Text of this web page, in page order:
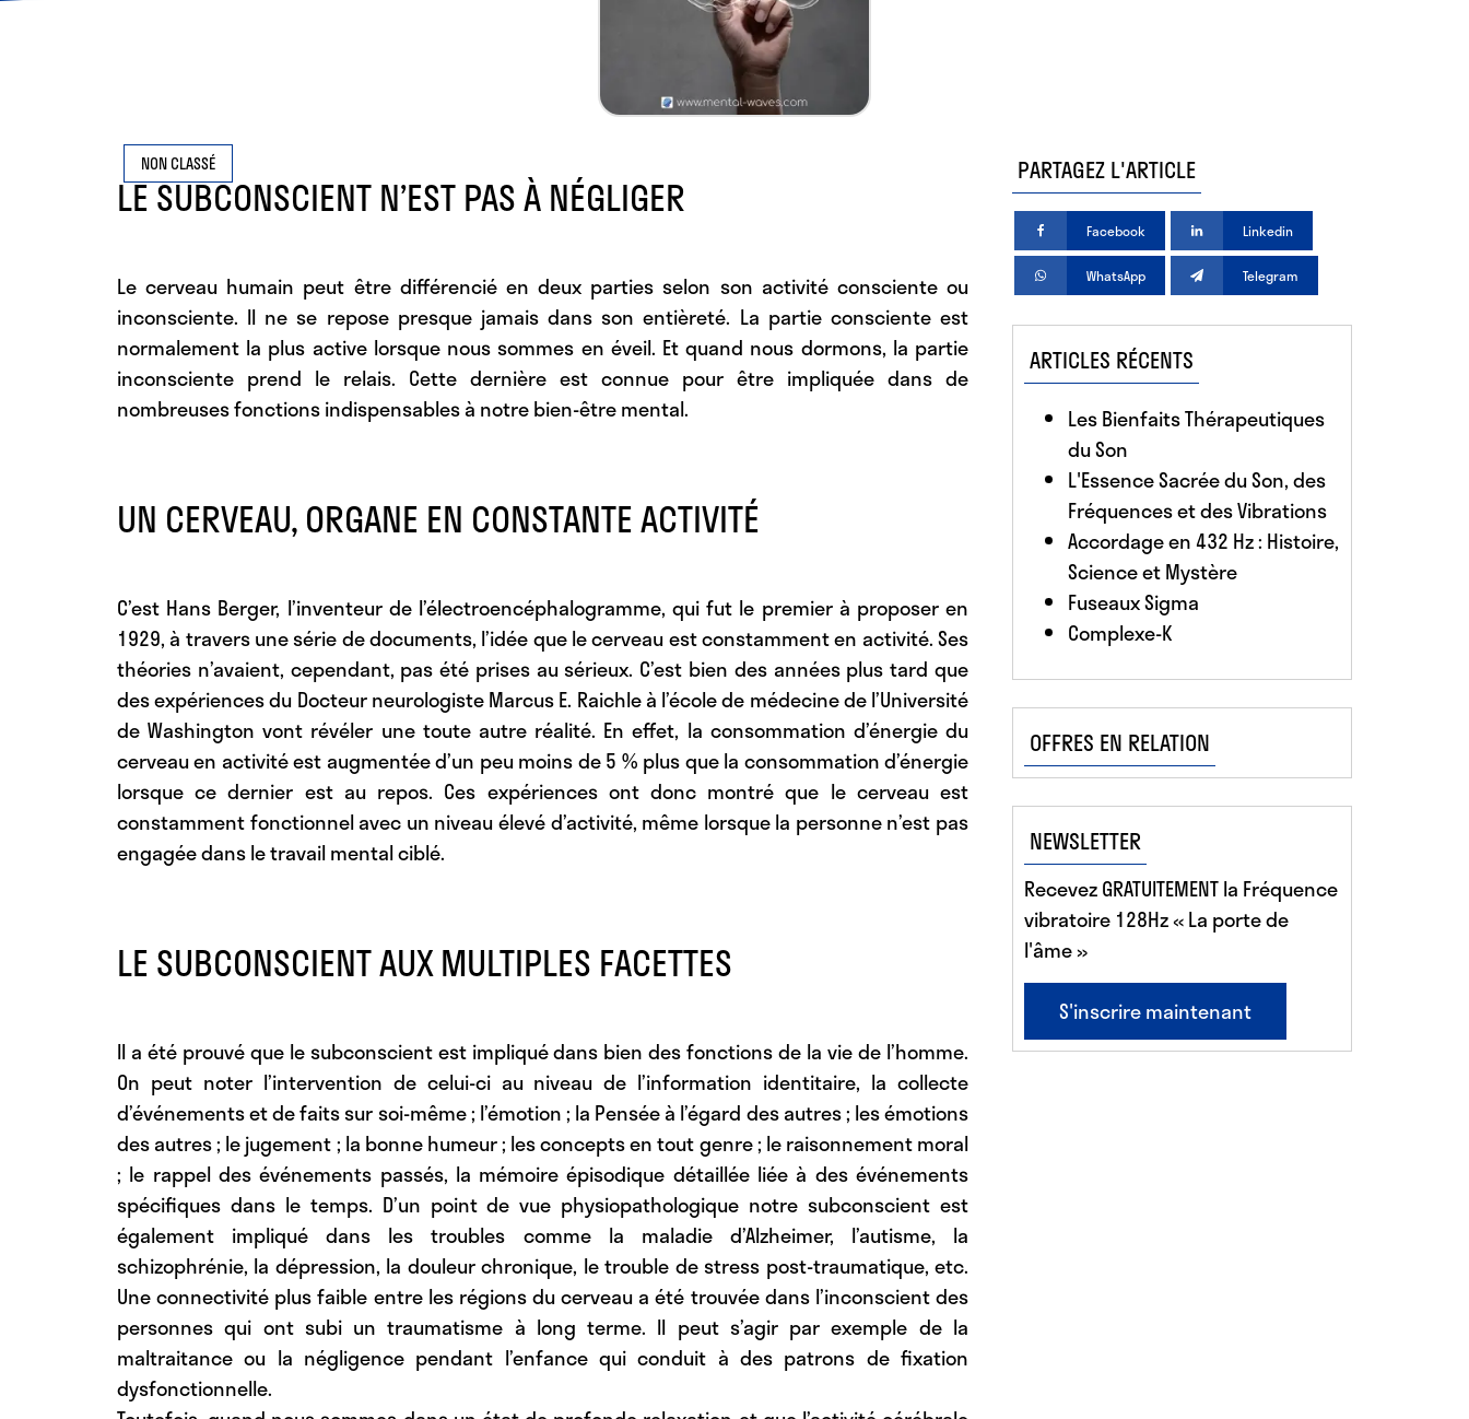
NON CLASSÉ
LE SUBCONSCIENT N’EST PAS À NÉGLIGER
Le cerveau humain peut être différencié en deux parties selon son activité consciente ou
inconsciente. Il ne se repose presque jamais dans son entièreté. La partie consciente est
normalement la plus active lorsque nous sommes en éveil. Et quand nous dormons, la partie
inconsciente prend le relais. Cette dernière est connue pour être impliquée dans de
nombreuses fonctions indispensables à notre bien-être mental.
UN CERVEAU, ORGANE EN CONSTANTE ACTIVITÉ
C’est Hans Berger, l’inventeur de l’électroencéphalogramme, qui fut le premier à proposer en
1929, à travers une série de documents, l’idée que le cerveau est constamment en activité. Ses
théories n’avaient, cependant, pas été prises au sérieux. C’est bien des années plus tard que
des expériences du Docteur neurologiste Marcus E. Raichle à l’école de médecine de l’Université
de Washington vont révéler une toute autre réalité. En effet, la consommation d’énergie du
cerveau en activité est augmentée d’un peu moins de 5 % plus que la consommation d’énergie
lorsque ce dernier est au repos. Ces expériences ont donc montré que le cerveau est
constamment fonctionnel avec un niveau élevé d’activité, même lorsque la personne n’est pas
engagée dans le travail mental ciblé.
LE SUBCONSCIENT AUX MULTIPLES FACETTES
Il a été prouvé que le subconscient est impliqué dans bien des fonctions de la vie de l’homme.
On peut noter l’intervention de celui-ci au niveau de l’information identitaire, la collecte
d’événements et de faits sur soi-même ; l’émotion ; la Pensée à l’égard des autres ; les émotions
des autres ; le jugement ; la bonne humeur ; les concepts en tout genre ; le raisonnement moral
; le rappel des événements passés, la mémoire épisodique détaillée liée à des événements
spécifiques dans le temps. D’un point de vue physiopathologique notre subconscient est
également impliqué dans les troubles comme la maladie d’Alzheimer, l’autisme, la
schizophrénie, la dépression, la douleur chronique, le trouble de stress post-traumatique, etc.
Une connectivité plus faible entre les régions du cerveau a été trouvée dans l’inconscient des
personnes qui ont subi un traumatisme à long terme. Il peut s’agir par exemple de la
maltraitance ou la négligence pendant l’enfance qui conduit à des patrons de fixation
dysfonctionnelle.
PARTAGEZ L'ARTICLE
Facebook Linkedin
WhatsApp Telegram
ARTICLES RÉCENTS
Les Bienfaits Thérapeutiques
du Son
L'Essence Sacrée du Son, des
Fréquences et des Vibrations
Accordage en 432 Hz : Histoire,
Science et Mystère
Fuseaux Sigma
Complexe-K
OFFRES EN RELATION
NEWSLETTER
Recevez GRATUITEMENT la Fréquence
vibratoire 128Hz « La porte de
l'âme »
S'inscrire maintenant